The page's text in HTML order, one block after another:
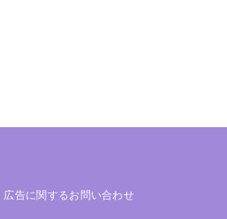
広告に関するお問い合わせ